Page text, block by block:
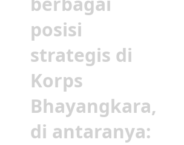
posisi
strategis di
Korps
Bhayangkara,
di antaranya: